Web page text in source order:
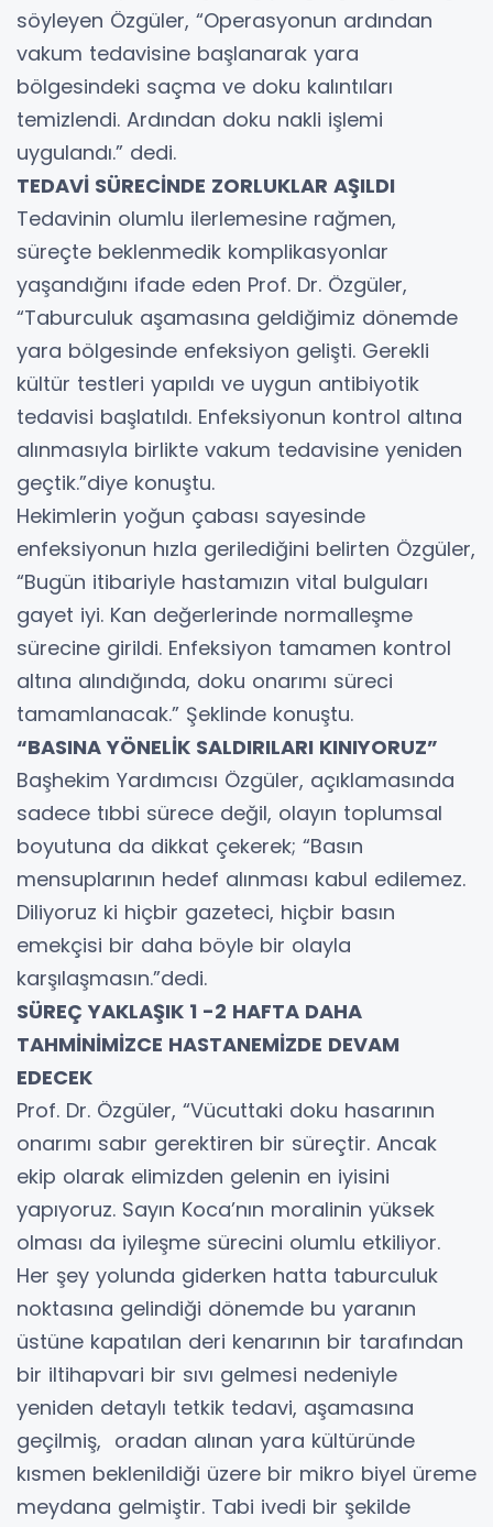
söyleyen Özgüler, “Operasyonun ardından
vakum tedavisine başlanarak yara
bölgesindeki saçma ve doku kalıntıları
temizlendi. Ardından doku nakli işlemi
uygulandı.” dedi.
TEDAVİ SÜRECİNDE ZORLUKLAR AŞILDI
Tedavinin olumlu ilerlemesine rağmen,
süreçte beklenmedik komplikasyonlar
yaşandığını ifade eden Prof. Dr. Özgüler,
“Taburculuk aşamasına geldiğimiz dönemde
yara bölgesinde enfeksiyon gelişti. Gerekli
kültür testleri yapıldı ve uygun antibiyotik
tedavisi başlatıldı. Enfeksiyonun kontrol altına
alınmasıyla birlikte vakum tedavisine yeniden
geçtik.”diye konuştu.
Hekimlerin yoğun çabası sayesinde
enfeksiyonun hızla gerilediğini belirten Özgüler,
“Bugün itibariyle hastamızın vital bulguları
gayet iyi. Kan değerlerinde normalleşme
sürecine girildi. Enfeksiyon tamamen kontrol
altına alındığında, doku onarımı süreci
tamamlanacak.” Şeklinde konuştu.
“BASINA YÖNELİK SALDIRILARI KINIYORUZ”
Başhekim Yardımcısı Özgüler, açıklamasında
sadece tıbbi sürece değil, olayın toplumsal
boyutuna da dikkat çekerek; “Basın
mensuplarının hedef alınması kabul edilemez.
Diliyoruz ki hiçbir gazeteci, hiçbir basın
emekçisi bir daha böyle bir olayla
karşılaşmasın.”dedi.
SÜREÇ YAKLAŞIK 1 -2 HAFTA DAHA
TAHMİNİMİZCE HASTANEMİZDE DEVAM
EDECEK
Prof. Dr. Özgüler, “Vücuttaki doku hasarının
onarımı sabır gerektiren bir süreçtir. Ancak
ekip olarak elimizden gelenin en iyisini
yapıyoruz. Sayın Koca’nın moralinin yüksek
olması da iyileşme sürecini olumlu etkiliyor.
Her şey yolunda giderken hatta taburculuk
noktasına gelindiği dönemde bu yaranın
üstüne kapatılan deri kenarının bir tarafından
bir iltihapvari bir sıvı gelmesi nedeniyle
yeniden detaylı tetkik tedavi, aşamasına
geçilmiş, oradan alınan yara kültüründe
kısmen beklenildiği üzere bir mikro biyel üreme
meydana gelmiştir. Tabi ivedi bir şekilde